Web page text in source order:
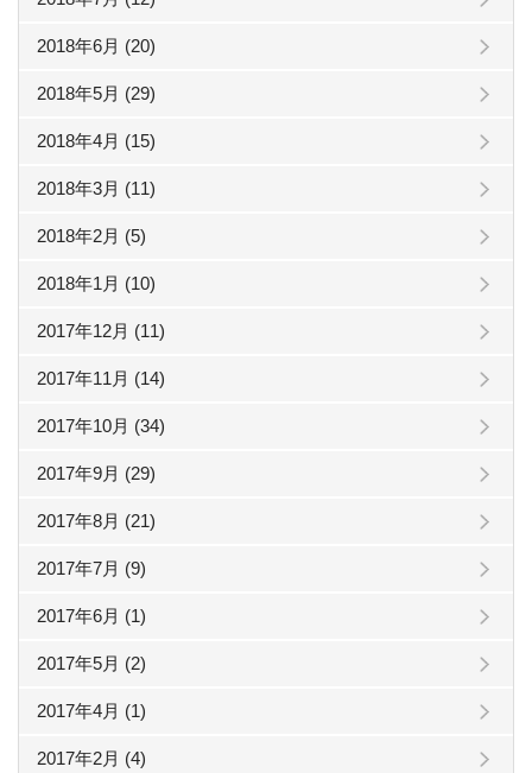
2018年6月 (20)
2018年5月 (29)
2018年4月 (15)
2018年3月 (11)
2018年2月 (5)
2018年1月 (10)
2017年12月 (11)
2017年11月 (14)
2017年10月 (34)
2017年9月 (29)
2017年8月 (21)
2017年7月 (9)
2017年6月 (1)
2017年5月 (2)
2017年4月 (1)
2017年2月 (4)